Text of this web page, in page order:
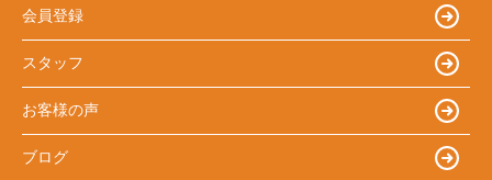
会員登録
スタッフ
お客様の声
ブログ